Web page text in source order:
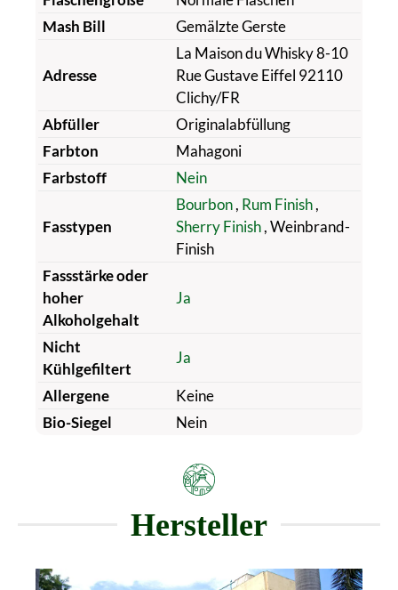
Mash Bill
Gemälzte Gerste
Adresse
La Maison du Whisky 8-10
Rue Gustave Eiffel 92110
Clichy/FR
Abfüller
Originalabfüllung
Farbton
Mahagoni
Farbstoff
Nein
Fasstypen
Bourbon, Rum Finish,
Sherry Finish, Weinbrand-
Finish
Fassstärke oder
hoher
Alkoholgehalt
Ja
Nicht
Kühlgefiltert
Ja
Allergene
Keine
Bio-Siegel
Nein
Hersteller